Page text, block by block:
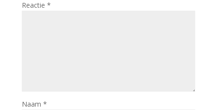
Reactie *
Naam *